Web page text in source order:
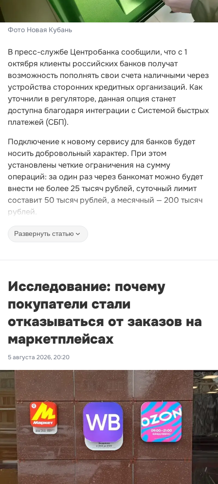
Фото Новая Кубань
В пресс-службе Центробанка сообщили, что с 1
октября клиенты российских банков получат
возможность пополнять свои счета наличными через
устройства сторонних кредитных организаций. Как
уточнили в регуляторе, данная опция станет
доступна благодаря интеграции с Системой быстрых
платежей (СБП).
Подключение к новому сервису для банков будет
носить добровольный характер. При этом
установлены четкие ограничения на сумму
операций: за один раз через банкомат можно будет
внести не более 25 тысяч рублей, суточный лимит
составит 50 тысяч рублей, а месячный — 200 тысяч
рублей.
Развернуть статью
Исследование: почему
покупатели стали
отказываться от заказов на
маркетплейсах
5 августа 2026, 20:20